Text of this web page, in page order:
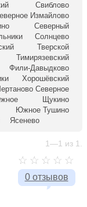
Свиблово
Измайлово
Северный
Солнцево
Тверской
Тимирязевский
Фили-Давыдково
Хорошёвский
Северное
Щукино
Южное Тушино
Ясенево
1—1 из 1.
0 отзывов